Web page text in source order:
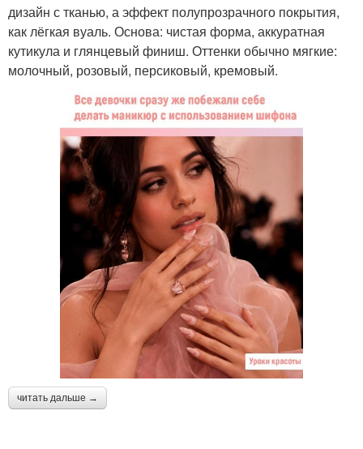
дизайн с тканью, а эффект полупрозрачного покрытия,
как лёгкая вуаль. Основа: чистая форма, аккуратная
кутикула и глянцевый финиш. Оттенки обычно мягкие:
молочный, розовый, персиковый, кремовый.
читать дальше →